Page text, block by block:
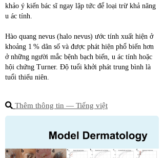
khảo ý kiến bác sĩ ngay lập tức để loại trừ khả năng
u ác tính.
Hào quang nevus (halo nevus) ước tính xuất hiện ở
khoảng 1 % dân số và được phát hiện phổ biến hơn
ở những người mắc bệnh bạch biến, u ác tính hoặc
hội chứng Turner. Độ tuổi khởi phát trung bình là
tuổi thiếu niên.
Thêm thông tin ― Tiếng việt